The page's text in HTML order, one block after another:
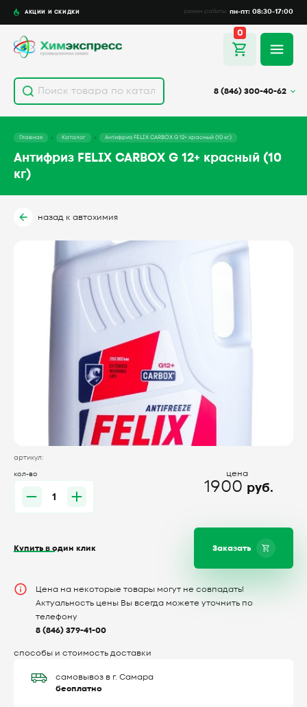
АКЦИИ И СКИДКИ режим работы пн-пт: 08:30-17:00
8 (846) 300-40-62
0
Главная Каталог Антифриз FELIX CARBOX G 12+ красный (10 кг)
Антифриз FELIX CARBOX G 12+ красный (10
кг)
назад к автохимия
артикул:
кол-во
цена
1900 руб.
Заказать
Купить в один клик
Цена на некоторые товары могут не совпадать!
Актуальность цены Вы всегда можете уточнить по
телефону
8 (846) 379-41-00
способы и стоимость доставки
самовывоз в г. Самара
бесплатно